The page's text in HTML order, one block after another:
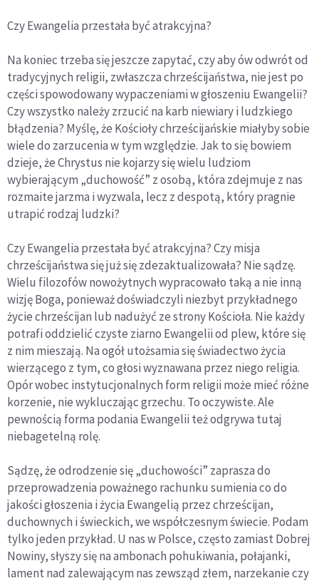
Czy Ewangelia przestała być atrakcyjna?
Na koniec trzeba się jeszcze zapytać, czy aby ów odwrót od
tradycyjnych religii, zwłaszcza chrześcijaństwa, nie jest po
części spowodowany wypaczeniami w głoszeniu Ewangelii?
Czy wszystko należy zrzucić na karb niewiary i ludzkiego
błądzenia? Myślę, że Kościoły chrześcijańskie miałyby sobie
wiele do zarzucenia w tym względzie. Jak to się bowiem
dzieje, że Chrystus nie kojarzy się wielu ludziom
wybierającym „duchowość” z osobą, która zdejmuje z nas
rozmaite jarzma i wyzwala, lecz z despotą, który pragnie
utrapić rodzaj ludzki?
Czy Ewangelia przestała być atrakcyjna? Czy misja
chrześcijaństwa się już się zdezaktualizowała? Nie sądzę.
Wielu filozofów nowożytnych wypracowało taką a nie inną
wizję Boga, ponieważ doświadczyli niezbyt przykładnego
życie chrześcijan lub nadużyć ze strony Kościoła. Nie każdy
potrafi oddzielić czyste ziarno Ewangelii od plew, które się
z nim mieszają. Na ogół utożsamia się świadectwo życia
wierzącego z tym, co głosi wyznawana przez niego religia.
Opór wobec instytucjonalnych form religii może mieć różne
korzenie, nie wykluczając grzechu. To oczywiste. Ale
pewnością forma podania Ewangelii też odgrywa tutaj
niebagetelną rolę.
Sądzę, że odrodzenie się „duchowości” zaprasza do
przeprowadzenia poważnego rachunku sumienia co do
jakości głoszenia i życia Ewangelią przez chrześcijan,
duchownych i świeckich, we współczesnym świecie. Podam
tylko jeden przykład. U nas w Polsce, często zamiast Dobrej
Nowiny, słyszy się na ambonach pohukiwania, połajanki,
lament nad zalewającym nas zewsząd złem, narzekanie czy